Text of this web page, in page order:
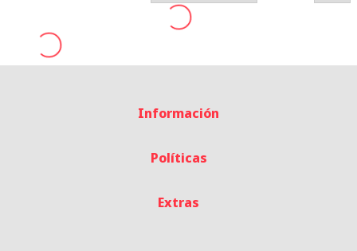
Información
Políticas
Extras